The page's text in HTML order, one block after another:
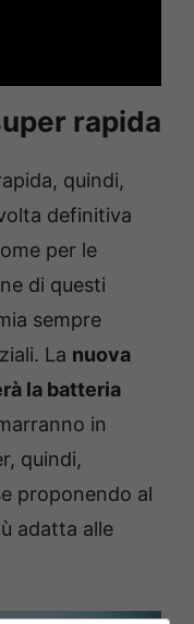
rapida
quindi,
definitiva
per le
di questi
sempre
La nuova
la batteria
in
quindi,
proponendo al
adatta alle